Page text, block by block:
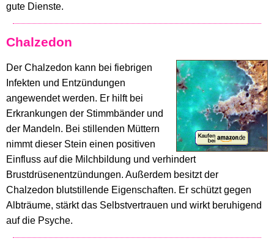
gute Dienste.
Chalzedon
Der Chalzedon kann bei fiebrigen
Infekten und Entzündungen
angewendet werden. Er hilft bei
Erkrankungen der Stimmbänder und
der Mandeln. Bei stillenden Müttern
nimmt dieser Stein einen positiven
Einfluss auf die Milchbildung und verhindert
Brustdrüsenentzündungen. Außerdem besitzt der
Chalzedon blutstillende Eigenschaften. Er schützt gegen
Albträume, stärkt das Selbstvertrauen und wirkt beruhigend
auf die Psyche.